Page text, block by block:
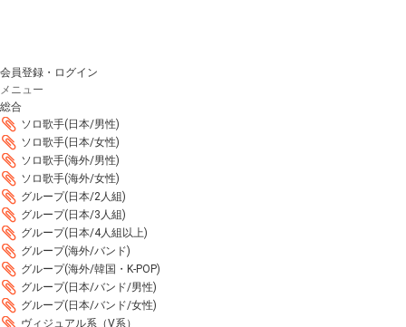
会員登録・ログイン
メニュー
総合
ソロ歌手(日本/男性)
ソロ歌手(日本/女性)
ソロ歌手(海外/男性)
ソロ歌手(海外/女性)
グループ(日本/2人組)
グループ(日本/3人組)
グループ(日本/4人組以上)
グループ(海外/バンド)
グループ(海外/韓国・K-POP)
グループ(日本/バンド/男性)
グループ(日本/バンド/女性)
ヴィジュアル系（V系）